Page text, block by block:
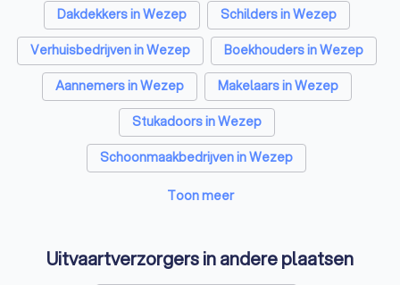
Dakdekkers in Wezep
Schilders in Wezep
Verhuisbedrijven in Wezep
Boekhouders in Wezep
Aannemers in Wezep
Makelaars in Wezep
Stukadoors in Wezep
Schoonmaakbedrijven in Wezep
Airco installateurs in Wezep
Elektriciens in Wezep
Rijscholen in Wezep
Advocaten in Wezep
Toon meer
Uitvaartverzorgers in andere plaatsen